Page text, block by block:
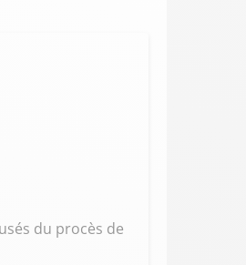
du procès de